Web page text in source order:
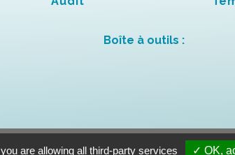
Boîte à outils :
you are allowing all third-party services ✓ OK,